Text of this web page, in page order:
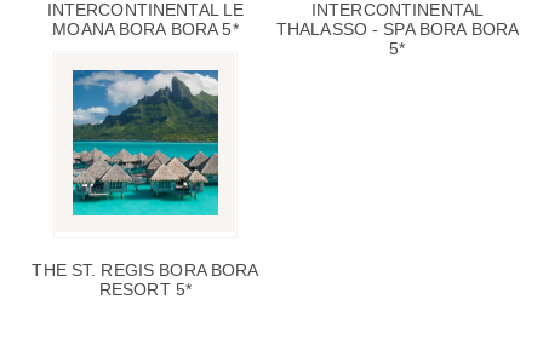
INTERCONTINENTAL LE
MOANA BORA BORA 5*
INTERCONTINENTAL
THALASSO - SPA BORA BORA
5*
THE ST. REGIS BORA BORA
RESORT 5*